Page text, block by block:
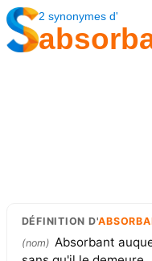
2 synonymes d'
DÉFINITION D'
(nom) Absorbant